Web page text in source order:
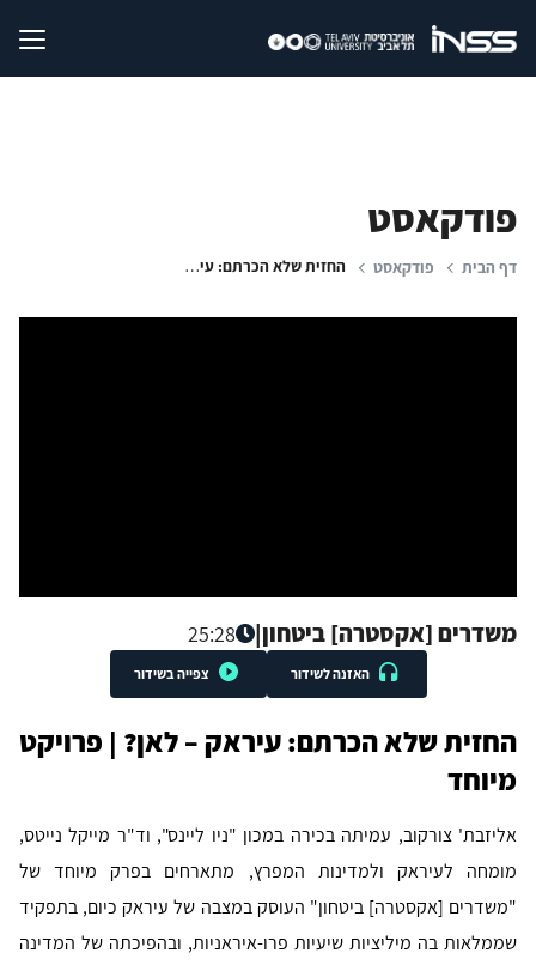
פודקאסט
דף הבית פודקאסט החזית שלא הכרתם: עיראק – לאן? | פרויקט מיוחד
משדרים [אקסטרה] ביטחון|
25:28
האזנה לשידור צפייה בשידור
החזית שלא הכרתם: עיראק – לאן? | פרויקט
מיוחד
אליזבת' צורקוב, עמיתה בכירה במכון "ניו ליינס", וד"ר מייקל נייטס,
מומחה לעיראק ולמדינות המפרץ, מתארחים בפרק מיוחד של
"משדרים [אקסטרה] ביטחון" העוסק במצבה של עיראק כיום, בתפקיד
שממלאות בה מיליציות שיעיות פרו-איראניות, ובהפיכתה של המדינה